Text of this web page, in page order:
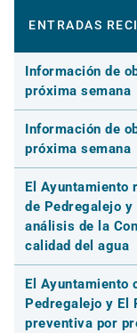
ENTRADAS
Información de
próxima semana
Información de
próxima semana
El Ayuntamiento
de Pedregalejo
análisis de la
calidad del agua
El Ayuntamiento
Pedregalejo y El
preventiva por